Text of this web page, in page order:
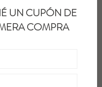
UN CUPÓN DE
COMPRA